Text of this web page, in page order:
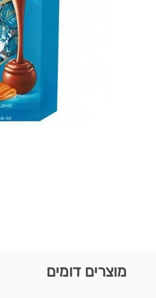
מוצרים דומים